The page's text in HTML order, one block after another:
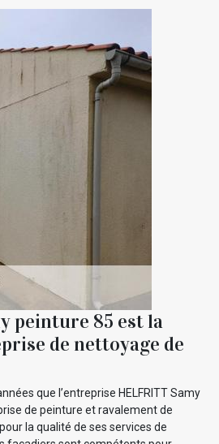
peinture 85 est la
de nettoyage de
que l’entreprise HELFRITT Samy
de peinture et ravalement de
la qualité de ses services de